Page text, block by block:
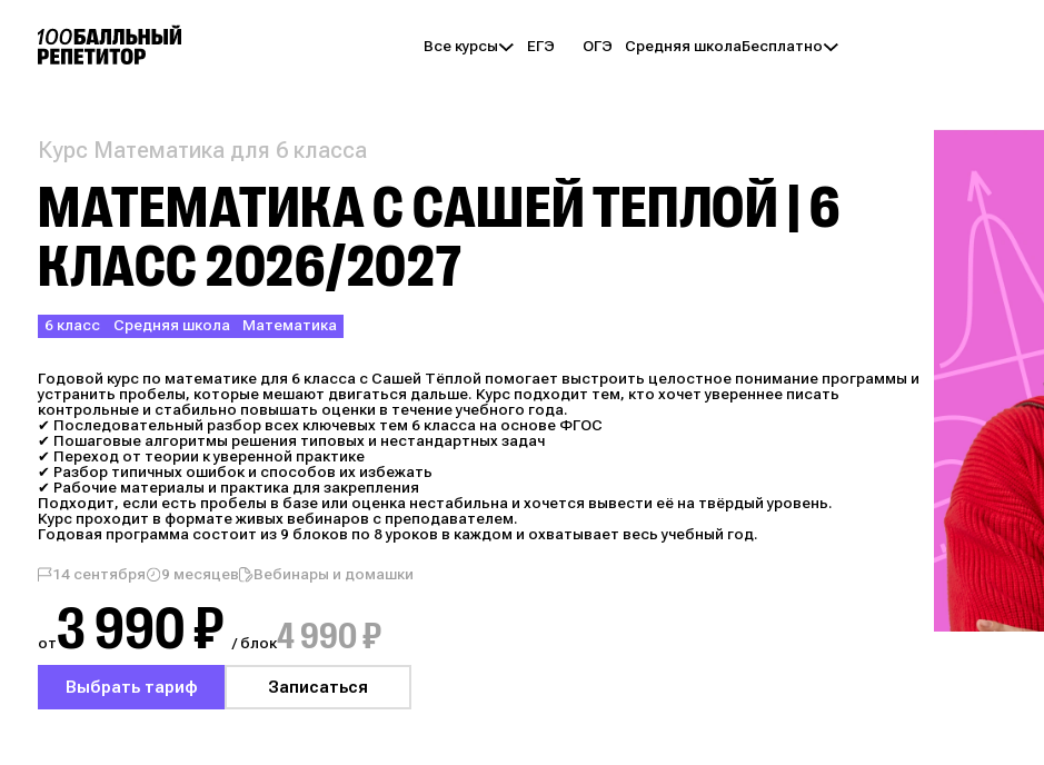
Все курсы ЕГЭ ОГЭ Средняя школаБесплатно
Курс Математика для 6 класса
МАТЕМАТИКА С САШЕЙ ТЕПЛОЙ | 6
КЛАСС 2026/2027
6 класс Средняя школа Математика
Годовой курс по математике для 6 класса с Сашей Тёплой помогает выстроить целостное понимание программы и
устранить пробелы, которые мешают двигаться дальше. Курс подходит тем, кто хочет увереннее писать
контрольные и стабильно повышать оценки в течение учебного года.
✔ Последовательный разбор всех ключевых тем 6 класса на основе ФГОС
✔ Пошаговые алгоритмы решения типовых и нестандартных задач
✔ Переход от теории к уверенной практике
✔ Разбор типичных ошибок и способов их избежать
✔ Рабочие материалы и практика для закрепления
Подходит, если есть пробелы в базе или оценка нестабильна и хочется вывести её на твёрдый уровень.
Курс проходит в формате живых вебинаров с преподавателем.
Годовая программа состоит из 9 блоков по 8 уроков в каждом и охватывает весь учебный год.
14 сентября 9 месяцев Вебинары и домашки
Выбрать тариф Записаться
от3 990 ₽ / блок4 990 ₽